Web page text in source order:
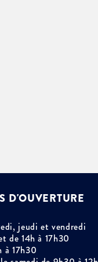
D'OUVERTURE
jeudi et vendredi
de 14h à 17h30
à 17h30